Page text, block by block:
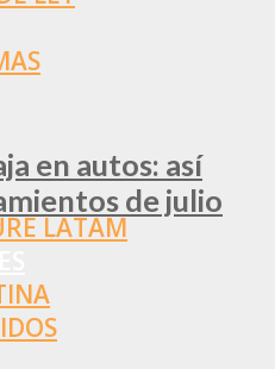
LATAM
en autos: así
de julio